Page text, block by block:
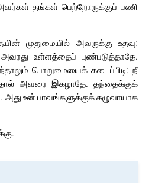
தங்கள் பெற்றோருக்குப் பணி
முதுமையில் அவருக்கு உதவு;
உள்ளத்தைப் புண்படுத்தாதே.
பொறுமையைக் கடைப்பிடி; நீ
அவரை இகழாதே. தந்தைக்குக்
அது உன் பாவங்களுக்குக் கழுவாயாக